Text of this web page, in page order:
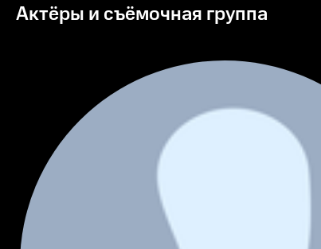
Актёры и съёмочная группа